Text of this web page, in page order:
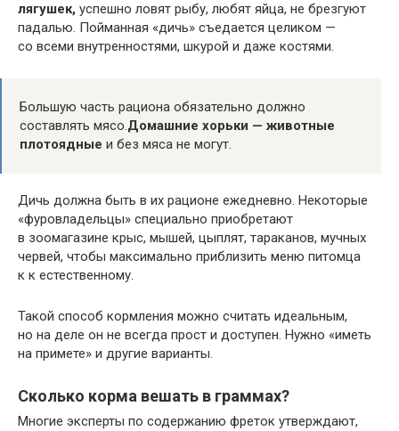
лягушек, успешно ловят рыбу, любят яйца, не брезгуют
падалью. Пойманная «дичь» съедается целиком —
со всеми внутренностями, шкурой и даже костями.
Большую часть рациона обязательно должно
составлять мясо.Домашние хорьки — животные
плотоядные и без мяса не могут.
Дичь должна быть в их рационе ежедневно. Некоторые
«фуровладельцы» специально приобретают
в зоомагазине крыс, мышей, цыплят, тараканов, мучных
червей, чтобы максимально приблизить меню питомца
к к естественному.
Такой способ кормления можно считать идеальным,
но на деле он не всегда прост и доступен. Нужно «иметь
на примете» и другие варианты.
Сколько корма вешать в граммах?
Многие эксперты по содержанию фреток утверждают,